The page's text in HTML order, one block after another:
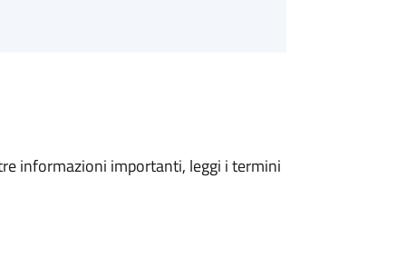
informazioni importanti, leggi i termini